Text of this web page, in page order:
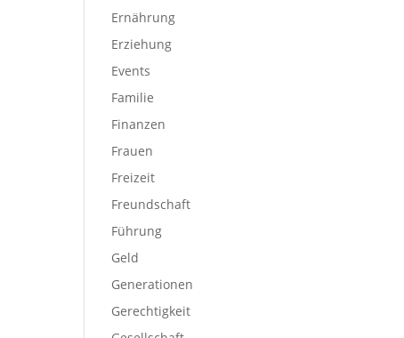
Ernährung
Erziehung
Events
Familie
Finanzen
Frauen
Freizeit
Freundschaft
Führung
Geld
Generationen
Gerechtigkeit